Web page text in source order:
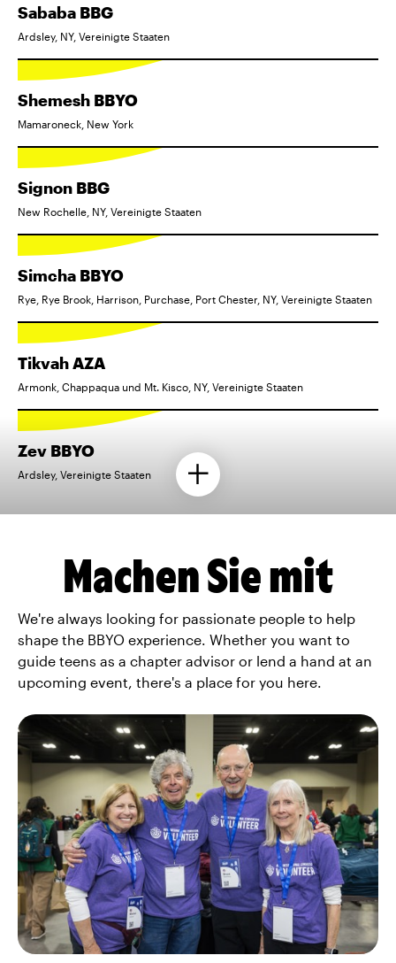
Sababa BBG
Ardsley, NY, Vereinigte Staaten
Shemesh BBYO
Mamaroneck, New York
Signon BBG
New Rochelle, NY, Vereinigte Staaten
Simcha BBYO
Rye, Rye Brook, Harrison, Purchase, Port Chester, NY, Vereinigte Staaten
Tikvah AZA
Armonk, Chappaqua und Mt. Kisco, NY, Vereinigte Staaten
Zev BBYO
Ardsley, Vereinigte Staaten
Machen Sie mit
We're always looking for passionate people to help
shape the BBYO experience. Whether you want to
guide teens as a chapter advisor or lend a hand at an
upcoming event, there's a place for you here.